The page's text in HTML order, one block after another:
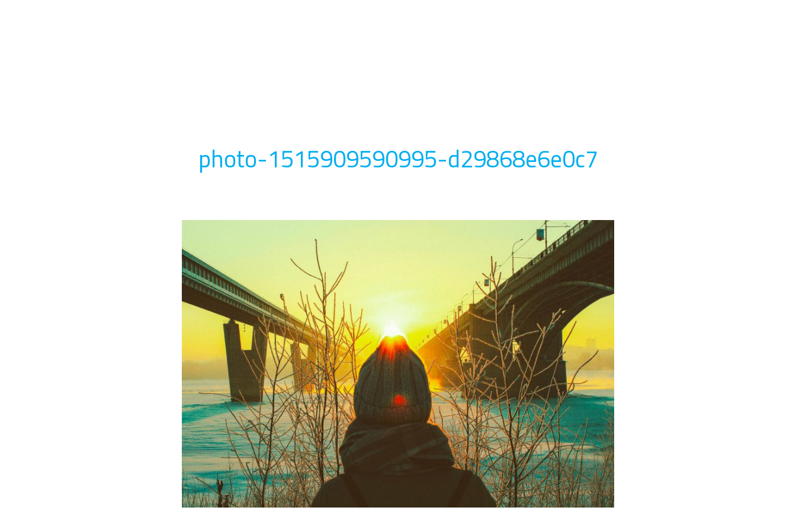
photo-1515909590995-d29868e6e0c7